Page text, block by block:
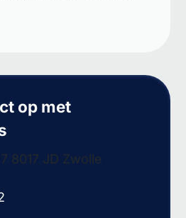
op met
8017 JD Zwolle